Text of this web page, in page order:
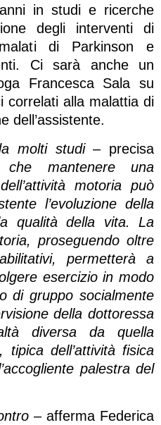
in studi e ricerche
degli interventi di
di Parkinson e
Ci sarà anche un
Francesca Sala su
correlati alla malattia di
dell’assistente.
molti studi– precisa
che mantenere una
motoria può
l’evoluzione della
qualità della vita. La
proseguendo oltre
permetterà a
esercizio in modo
di gruppo socialmente
della dottoressa
diversa da quella
tipica dell’attività fisica
palestra del
– afferma Federica